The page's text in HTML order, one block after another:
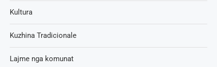
Kultura
Kuzhina Tradicionale
Lajme nga komunat